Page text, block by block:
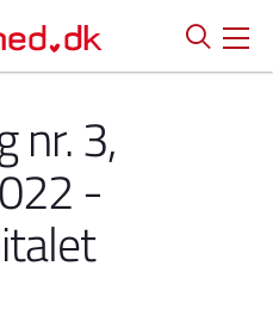
nr. 3,
-